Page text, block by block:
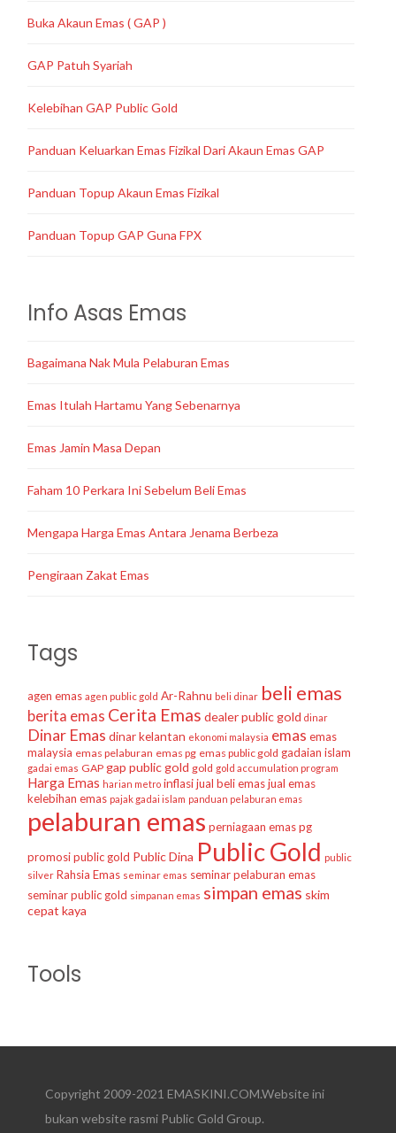
Buka Akaun Emas ( GAP )
GAP Patuh Syariah
Kelebihan GAP Public Gold
Panduan Keluarkan Emas Fizikal Dari Akaun Emas GAP
Panduan Topup Akaun Emas Fizikal
Panduan Topup GAP Guna FPX
Info Asas Emas
Bagaimana Nak Mula Pelaburan Emas
Emas Itulah Hartamu Yang Sebenarnya
Emas Jamin Masa Depan
Faham 10 Perkara Ini Sebelum Beli Emas
Mengapa Harga Emas Antara Jenama Berbeza
Pengiraan Zakat Emas
Tags
agen emas agen public gold Ar-Rahnu beli dinar beli emas
berita emas Cerita Emas dealer public gold dinar
Dinar Emas dinar kelantan ekonomi malaysia emas emas
malaysia emas pelaburan emas pg emas public gold gadaian islam
gadai emas GAP gap public gold gold gold accumulation program
Harga Emas harian metro inflasijual beli emasjual emas
kelebihan emas pajak gadai islam panduan pelaburan emas
pelaburan emas perniagaan emaspg
promosi public gold Public Dina Public Gold public
silver Rahsia Emas seminar emas seminar pelaburan emas
seminar public gold simpanan emas simpan emas skim
cepat kaya
Tools
Copyright 2009-2021 EMASKINI.COM.Website ini
bukan website rasmi Public Gold Group.